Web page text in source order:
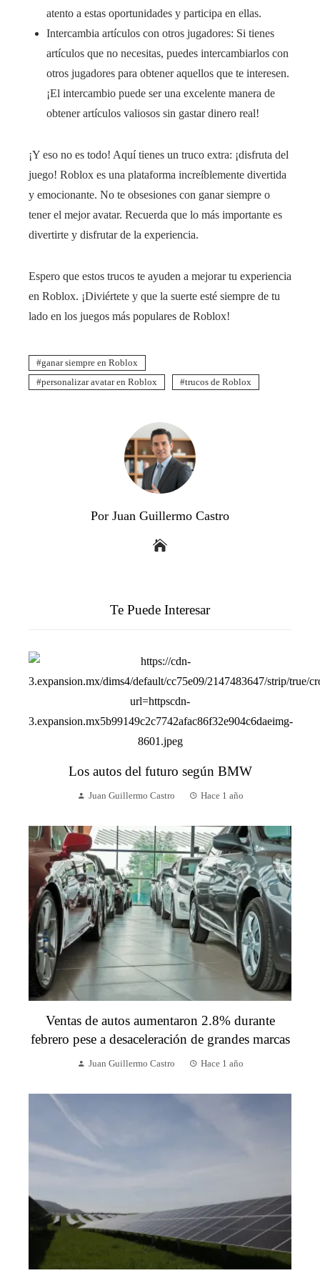
atento a estas oportunidades y participa en ellas.
Intercambia artículos con otros jugadores: Si tienes
artículos que no necesitas, puedes intercambiarlos con
otros jugadores para obtener aquellos que te interesen.
¡El intercambio puede ser una excelente manera de
obtener artículos valiosos sin gastar dinero real!
¡Y eso no es todo! Aquí tienes un truco extra: ¡disfruta del
juego! Roblox es una plataforma increíblemente divertida
y emocionante. No te obsesiones con ganar siempre o
tener el mejor avatar. Recuerda que lo más importante es
divertirte y disfrutar de la experiencia.
Espero que estos trucos te ayuden a mejorar tu experiencia
en Roblox. ¡Diviértete y que la suerte esté siempre de tu
lado en los juegos más populares de Roblox!
ganar siempre en Roblox
personalizar avatar en Roblox
trucos de Roblox
Por Juan Guillermo Castro
Te Puede Interesar
Los autos del futuro según BMW
Juan Guillermo Castro Hace 1 año
Ventas de autos aumentaron 2.8% durante
febrero pese a desaceleración de grandes marcas
Juan Guillermo Castro Hace 1 año